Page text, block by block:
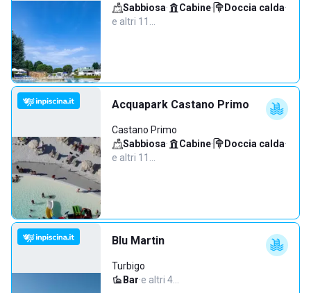
Sabbiosa· Cabine· Doccia calda·
e altri 11…
Acquapark Castano Primo
Castano Primo
Sabbiosa· Cabine· Doccia calda·
e altri 11…
Blu Martin
Turbigo
Bar·e altri 4…